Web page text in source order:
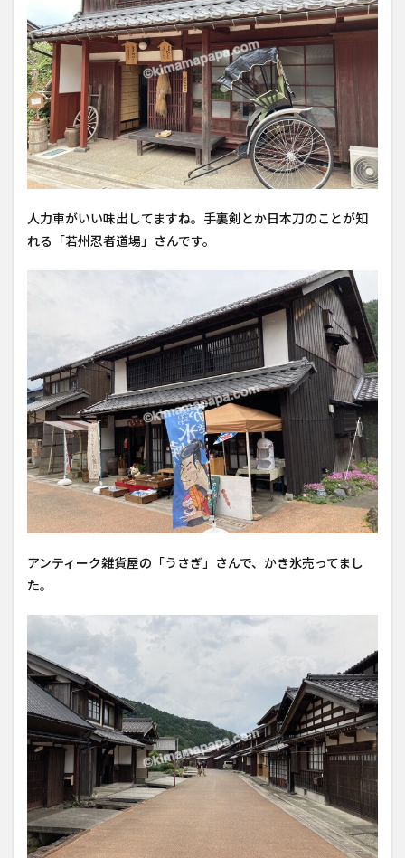
人力車がいい味出してますね。手裏剣とか日本刀のことが知
れる「若州忍者道場」さんです。
アンティーク雑貨屋の「うさぎ」さんで、かき氷売ってまし
た。